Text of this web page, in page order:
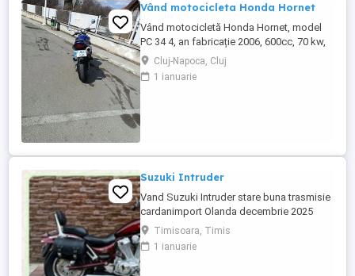
Vând motocicleta Honda Hornet
Vând motocicletă Honda Hornet, model
PC 34 4, an fabricație 2006, 600cc, 70 kw,
98 cp, inspecție tehnică valabilă până în
august 2027 . Preț 1900 euro
Cluj-Napoca, Cluj
1 ianuarie
Suzuki Intruder
Vand Suzuki Intruder stare buna trasmisie
cardanimport Olanda decembrie 2025
inmatriculat RO IN FEBRUARIE Nu raspund
la mesaje.Schimb cu ATV plus sau minus
diferenta
Timisoara, Timis
1 ianuarie